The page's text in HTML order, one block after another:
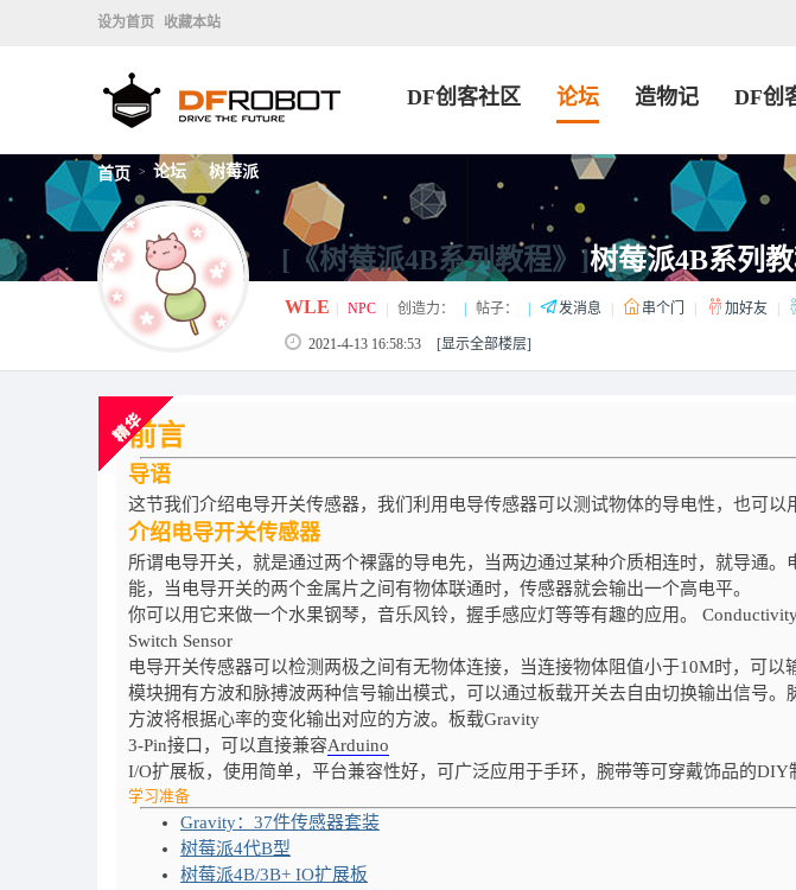
设为首页 收藏本站
DF创客社区 论坛 造物记 DF创
首页 > 论坛 > 树莓派
[《树莓派4B系列教程》]树莓派4B系列
WLE NPC 创造力： 帖子： 发消息 串个门 加好友
2021-4-13 16:58:53 [显示全部楼层]
前言
导语
这节我们介绍电导开关传感器，我们利用电导传感器可以测试物体的导电性，也可以
介绍电导开关传感器
所谓电导开关，就是通过两个裸露的导电先，当两边通过某种介质相连时，就导通
能，当电导开关的两个金属片之间有物体联通时，传感器就会输出一个高电平。
你可以用它来做一个水果钢琴，音乐风铃，握手感应灯等等有趣的应用。
Switch Sensor
电导开关传感器可以检测两极之间有无物体连接，当连接物体阻值小于10M时，可以
模块拥有方波和脉搏波两种信号输出模式，可以通过板载开关去自由切换输出信号。
方波将根据心率的变化输出对应的方波。板载Gravity
3-Pin接口，可以直接兼容Arduino
I/O扩展板，使用简单，平台兼容性好，可广泛应用于手环，腕带等可穿戴饰品的DIY
学习准备
Gravity：37件传感器套装
树莓派4代B型
树莓派4B/3B+ IO扩展板